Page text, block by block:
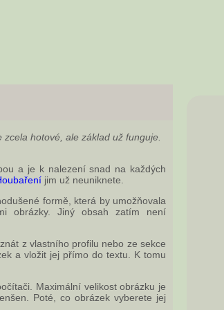
hotové, ale základ už funguje.
a je k nalezení snad na každých
jim už neuniknete.
formě, která by umožňovala
obrázky. Jiný obsah zatím není
z vlastního profilu nebo ze sekce
a vložit jej přímo do textu. K tomu
Maximální velikost obrázku je
Poté, co obrázek vyberete jej